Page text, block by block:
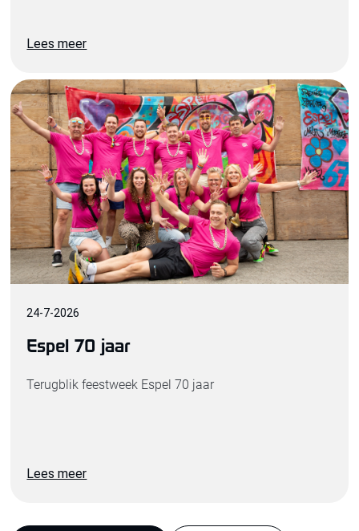
Lees meer
24-7-2026
Espel 70 jaar
Terugblik feestweek Espel 70 jaar
Lees meer